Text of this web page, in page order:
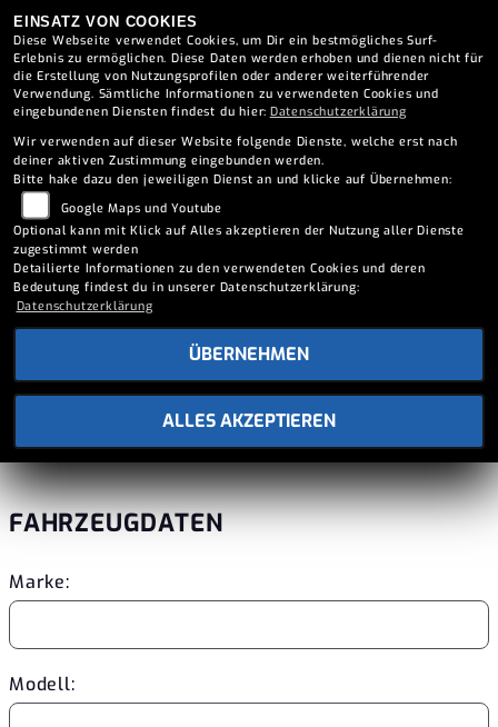
REIFENSERVICE ANFRAGE
Euer Kontakt zur Strasse.
FAHRZEUGDATEN
Marke:
Modell:
EINSATZ VON COOKIES
Diese Webseite verwendet Cookies, um Dir ein bestmögliches Surf-
Erlebnis zu ermöglichen. Diese Daten werden erhoben und dienen nicht für
die Erstellung von Nutzungsprofilen oder anderer weiterführender
Verwendung. Sämtliche Informationen zu verwendeten Cookies und
eingebundenen Diensten findest du hier: Datenschutzerklärung
Wir verwenden auf dieser Website folgende Dienste, welche erst nach
deiner aktiven Zustimmung eingebunden werden.
Bitte hake dazu den jeweiligen Dienst an und klicke auf Übernehmen:
Google Maps und Youtube
Optional kann mit Klick auf Alles akzeptieren der Nutzung aller Dienste
zugestimmt werden
Detailierte Informationen zu den verwendeten Cookies und deren
Bedeutung findest du in unserer Datenschutzerklärung:
Datenschutzerklärung
ÜBERNEHMEN
ALLES AKZEPTIEREN